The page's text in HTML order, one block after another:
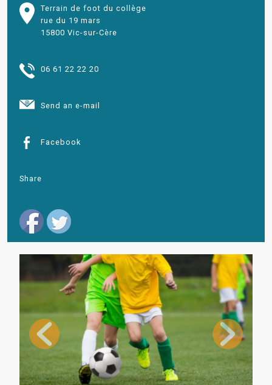
Terrain de foot du collège
rue du 19 mars
15800 Vic-sur-Cère
06 61 22 22 20
Send an e-mail
Facebook
Share